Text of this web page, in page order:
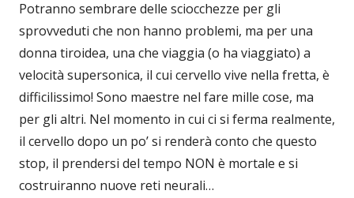
Potranno sembrare delle sciocchezze per gli
sprovveduti che non hanno problemi, ma per una
donna tiroidea, una che viaggia (o ha viaggiato) a
velocità supersonica, il cui cervello vive nella fretta, è
difficilissimo! Sono maestre nel fare mille cose, ma
per gli altri. Nel momento in cui ci si ferma realmente,
il cervello dopo un po’ si renderà conto che questo
stop, il prendersi del tempo NON è mortale e si
costruiranno nuove reti neurali…